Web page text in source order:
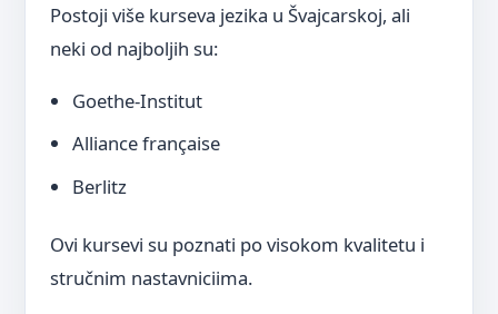
Postoji više kurseva jezika u Švajcarskoj, ali
neki od najboljih su:
Goethe-Institut
Alliance française
Berlitz
Ovi kursevi su poznati po visokom kvalitetu i
stručnim nastavniciima.